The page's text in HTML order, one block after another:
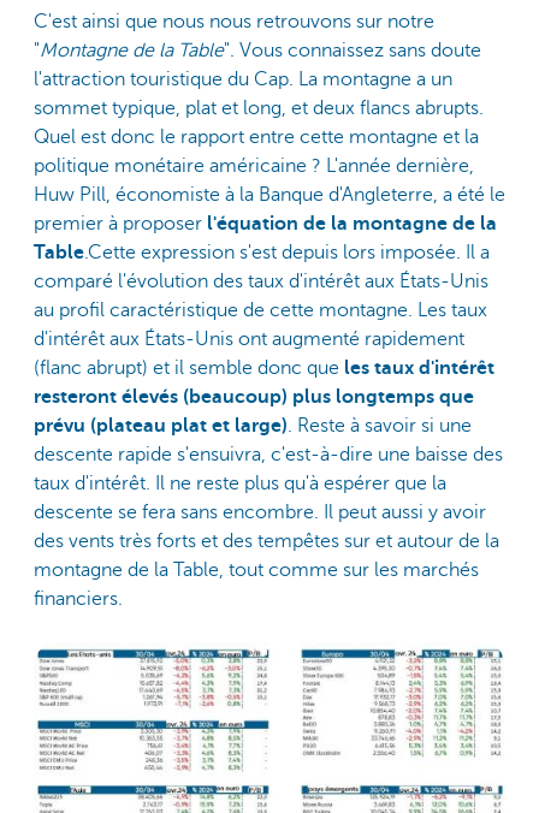
C'est ainsi que nous nous retrouvons sur notre
"Montagne de la Table". Vous connaissez sans doute
l'attraction touristique du Cap. La montagne a un
sommet typique, plat et long, et deux flancs abrupts.
Quel est donc le rapport entre cette montagne et la
politique monétaire américaine ? L'année dernière,
Huw Pill, économiste à la Banque d'Angleterre, a été le
premier à proposer l'équation de la montagne de la
Table.Cette expression s'est depuis lors imposée. Il a
comparé l'évolution des taux d'intérêt aux États-Unis
au profil caractéristique de cette montagne. Les taux
d'intérêt aux États-Unis ont augmenté rapidement
(flanc abrupt) et il semble donc que les taux d'intérêt
resteront élevés (beaucoup) plus longtemps que
prévu (plateau plat et large). Reste à savoir si une
descente rapide s'ensuivra, c'est-à-dire une baisse des
taux d'intérêt. Il ne reste plus qu'à espérer que la
descente se fera sans encombre. Il peut aussi y avoir
des vents très forts et des tempêtes sur et autour de la
montagne de la Table, tout comme sur les marchés
financiers.